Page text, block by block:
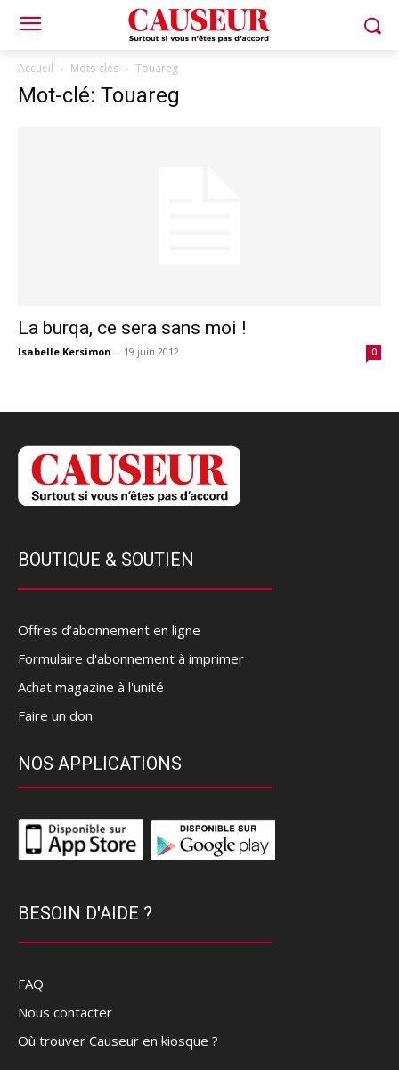
Accueil Mots-clés Touareg
Mot-clé: Touareg
La burqa, ce sera sans moi !
Isabelle Kersimon - 19 juin 2012 0
BOUTIQUE & SOUTIEN
Offres d’abonnement en ligne
Formulaire d'abonnement à imprimer
Achat magazine à l'unité
Faire un don
NOS APPLICATIONS
BESOIN D'AIDE ?
FAQ
Nous contacter
Où trouver Causeur en kiosque ?